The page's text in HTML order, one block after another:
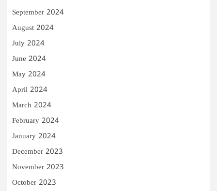
September 2024
August 2024
July 2024
June 2024
May 2024
April 2024
March 2024
February 2024
January 2024
December 2023
November 2023
October 2023